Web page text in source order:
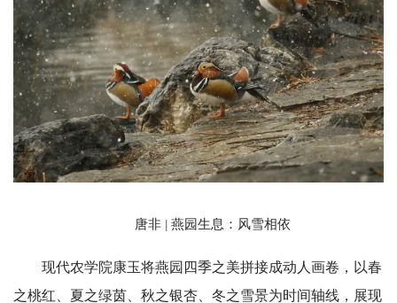
唐非 燕园生息：风雪相依
现代农学院康玉将燕园四季之美拼接成动人画卷，以春
之桃红、夏之绿茵、秋之银杏、冬之雪景为时间轴线，展现